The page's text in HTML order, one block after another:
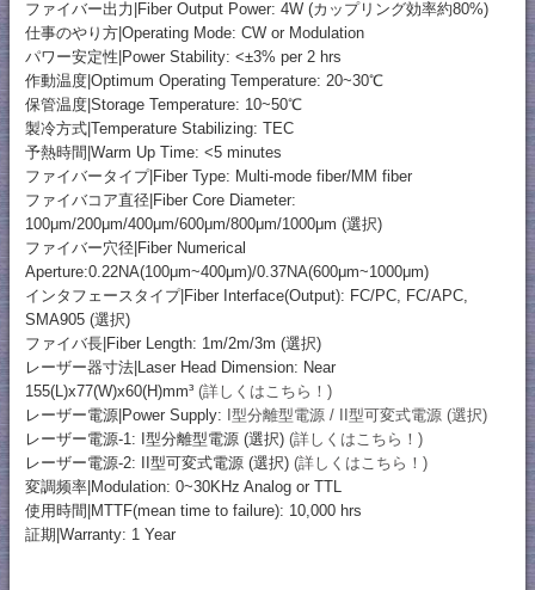
ファイバー出力|Fiber Output Power: 4W (カップリング効率約80%)
仕事のやり方|Operating Mode: CW or Modulation
パワー安定性|Power Stability: <±3% per 2 hrs
作動温度|Optimum Operating Temperature: 20~30℃
保管温度|Storage Temperature: 10~50℃
製冷方式|Temperature Stabilizing: TEC
予熱時間|Warm Up Time: <5 minutes
ファイバータイプ|Fiber Type: Multi-mode fiber/MM fiber
ファイバコア直径|Fiber Core Diameter:
100μm/200μm/400μm/600μm/800μm/1000μm (選択)
ファイバー穴径|Fiber Numerical
Aperture:0.22NA(100μm~400μm)/0.37NA(600μm~1000μm)
インタフェースタイプ|Fiber Interface(Output): FC/PC, FC/APC,
SMA905 (選択)
ファイバ長|Fiber Length: 1m/2m/3m (選択)
レーザー器寸法|Laser Head Dimension: Near
155(L)x77(W)x60(H)mm³ (詳しくはこちら！)
レーザー電源|Power Supply: I型分離型電源 / II型可変式電源 (選択)
レーザー電源-1: I型分離型電源 (選択) (詳しくはこちら！)
レーザー電源-2: II型可変式電源 (選択) (詳しくはこちら！)
変調频率|Modulation: 0~30KHz Analog or TTL
使用時間|MTTF(mean time to failure): 10,000 hrs
証期|Warranty: 1 Year